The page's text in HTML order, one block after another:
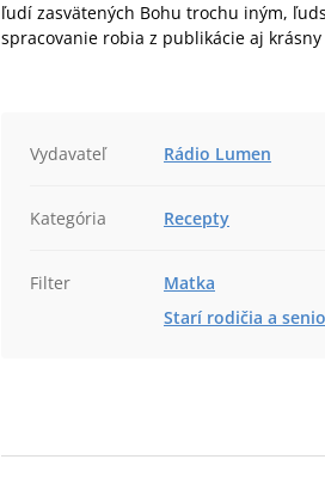
ľudí zasvätených Bohu trochu iným,
spracovanie robia z publikácie aj
Vydavateľ Rádio Lumen
Kategória Recepty
Filter
Matka
Starí rodičia a